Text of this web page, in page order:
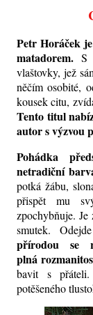
Petr Horáček
matadorem. S
vlaštovky, jež
něčím osobité,
kousek citu,
Tento titul
autor s výzvou
Pohádka
netradiční
potká žábu,
přispět mu
zpochybňuje.
smutek.
přírodou se
plná
bavit s
potěšeného